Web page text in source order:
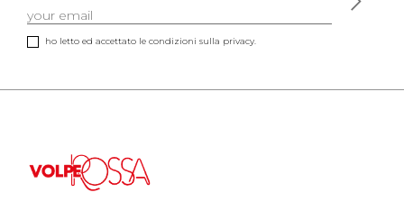
ho letto ed accettato le condizioni sulla privacy.